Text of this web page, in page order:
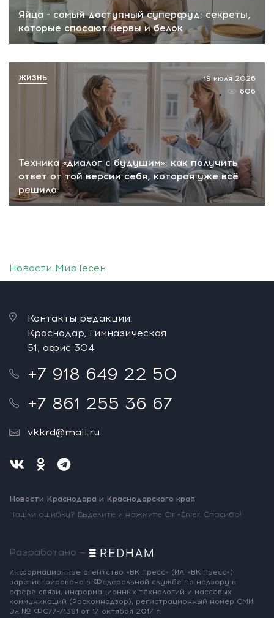
Яйца - самый доступный суперфуд: секреты,
которые спасают нервы и белок
Техника «диалог с будущим»: как получить
ответ от той версии себя, которая уже всё
решила
19 июля 2026
606
ЖИЗНЬ
Новости МирТесен
Контакты редакции:
Краснодар, Гимназическая
51, офис 304
+7 918 649 22 50
+7 861 255 36 67
vkkrd@mail.ru
Новости Краснодара и Краснодарского края
Нашли ошибку? Выделите и нажмите Ctrl+Enter. Спасибо!
Разработано —
Информационное агентство «ВК Пресс» (ИА «ВК Пресс»)
зарегистрировано в Федеральной службе по надзору в
сфере связи, информационных технологий и массовых
коммуникаций (Роскомнадзор), регистрационный номер СМИ:
Эл № ФС77-71381 от 17 октября 2017 г.